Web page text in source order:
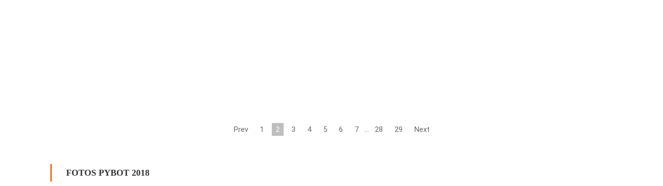
Prev 1 2 3 4 5 6 7 … 28 29 Next
FOTOS PYBOT 2018